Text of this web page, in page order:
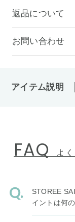
返品について
お問い合わせ
アイテム説明
FAQ よ
STOREE
イントは何